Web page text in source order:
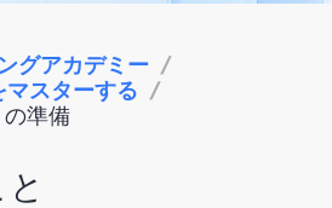
グアカデミー /
スターする /
準備